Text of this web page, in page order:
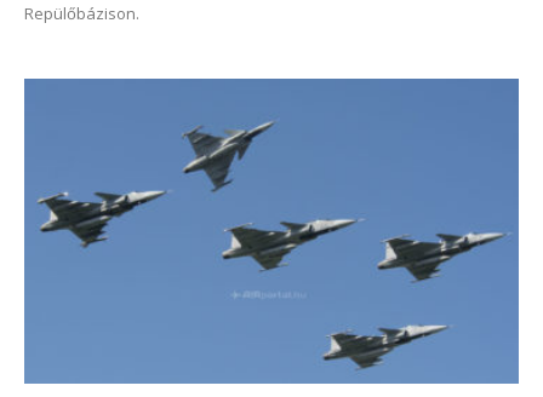
Repülőbázison.